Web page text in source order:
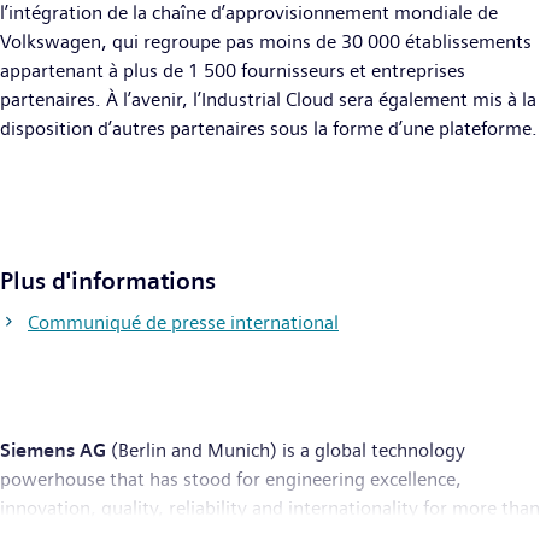
l’intégration de la chaîne d’approvisionnement mondiale de
Volkswagen, qui regroupe pas moins de 30 000 établissements
appartenant à plus de 1 500 fournisseurs et entreprises
partenaires. À l’avenir, l’Industrial Cloud sera également mis à la
disposition d’autres partenaires sous la forme d’une plateforme.
Plus d'informations
Communiqué de presse international
Siemens AG (Berlin and Munich) is a global technology
powerhouse that has stood for engineering excellence,
innovation, quality, reliability and internationality for more than